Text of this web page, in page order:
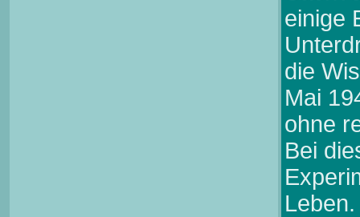
einige
die
Mai
ohne
Bei
Leben.